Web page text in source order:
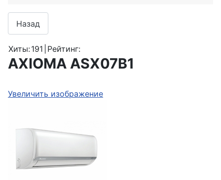
Хиты:191 Рейтинг:
AXIOMA ASX07B1
Увеличить изображение